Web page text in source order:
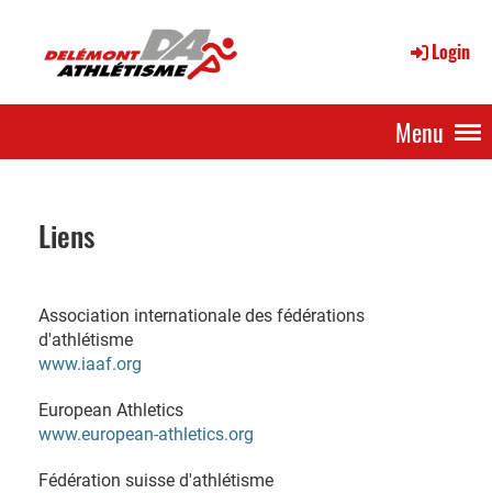
Login
Menu
Liens
Association internationale des fédérations
d'athlétisme
www.iaaf.org
European Athletics
www.european-athletics.org
Fédération suisse d'athlétisme